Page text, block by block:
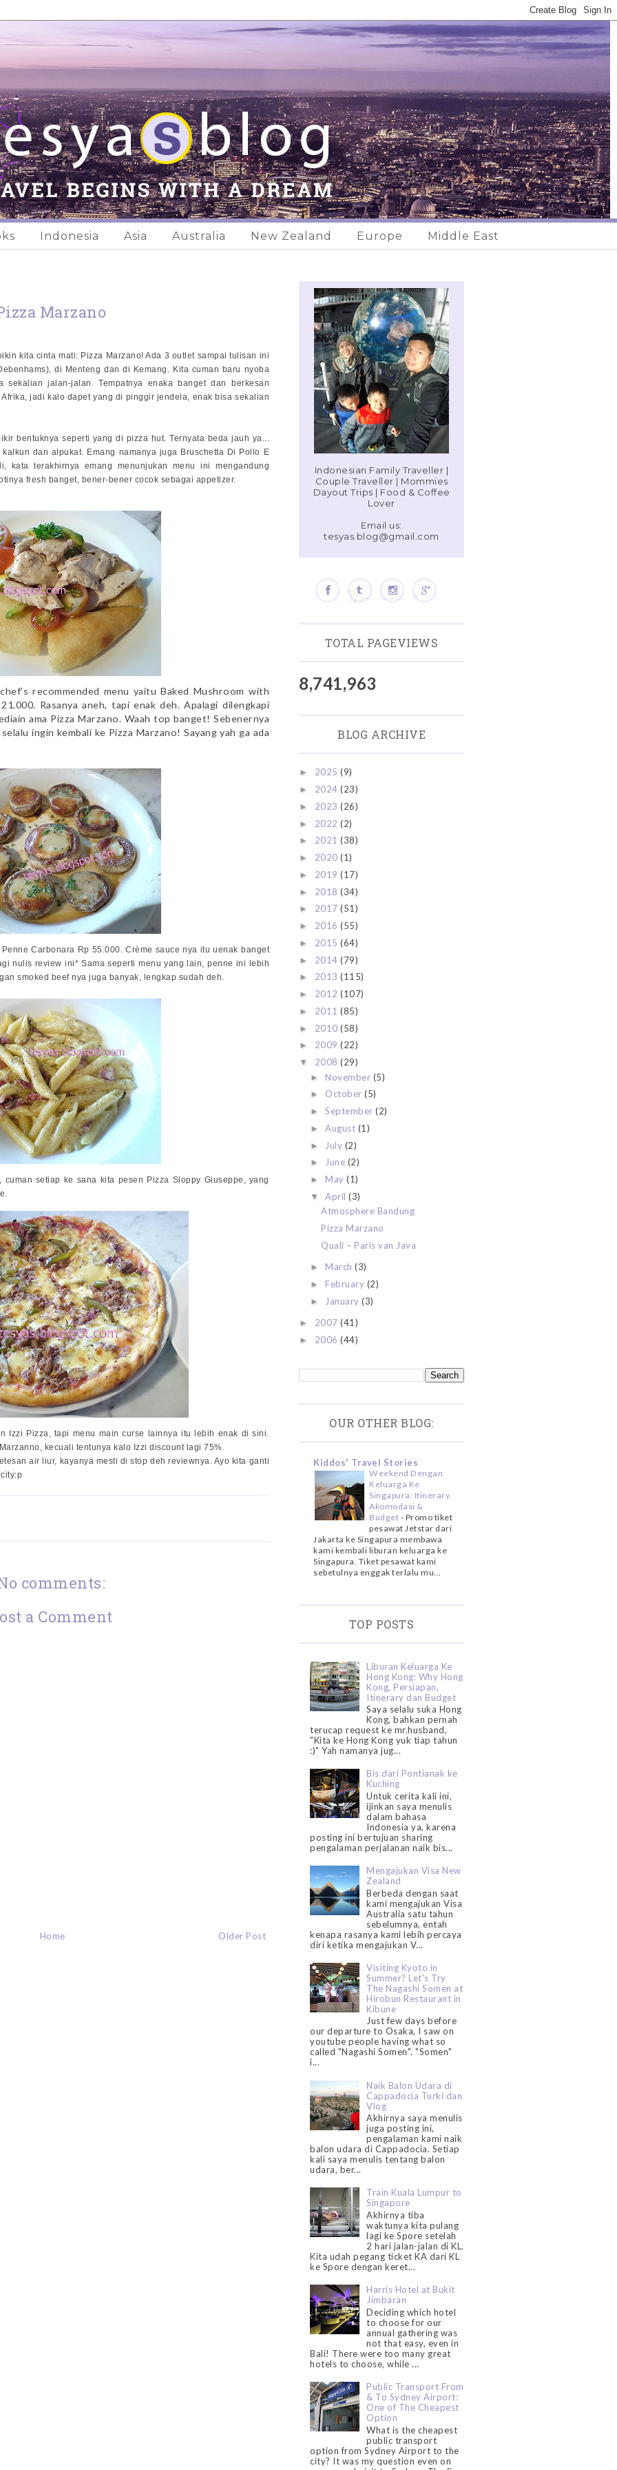
Indonesia Asia Australia New Zealand Europe Middle East
Marzano
kita cinta mati: Pizza Marzano! Ada 3 outlet sampai tulisan ini
di Menteng dan di Kemang. Kita cuman baru nyoba
jalan-jalan. Tempatnya enaka banget dan berkesan
jadi kalo dapet yang di pinggir jendela, enak bisa sekalian
bentuknya seperti yang di pizza hut. Ternyata beda jauh ya...
dan alpukat. Emang namanya juga Bruschetta Di Pollo E
kata terakhirnya emang menunjukan menu ini mengandung
fresh banget, bener-bener cocok sebagai appetizer.
recommended menu yaitu Baked Mushroom with
Rasanya aneh, tapi enak deh. Apalagi dilengkapi
ama Pizza Marzano. Waah top banget! Sebenernya
ingin kembali ke Pizza Marzano! Sayang yah ga ada
Carbonara Rp 55.000. Crème sauce nya itu uenak banget
nulis review ini* Sama seperti menu yang lain, penne ini lebih
smoked beef nya juga banyak, lengkap sudah deh.
setiap ke sana kita pesen Pizza Sloppy Giuseppe, yang
Izzi Pizza, tapi menu main curse lainnya itu lebih enak di sini.
kecuali tentunya kalo Izzi discount lagi 75%.
air liur, kayanya mesti di stop deh reviewnya. Ayo kita ganti
comments:
a Comment
Older Post
Home
Indonesian Family Traveller |
Couple Traveller | Mommies
Dayout Trips | Food & Coffee
Lover
Email us:
tesyas.blog@gmail.com
TOTAL PAGEVIEWS
8,741,963
BLOG ARCHIVE
► 2025 (9)
► 2024 (23)
► 2023 (26)
► 2022 (2)
► 2021 (38)
► 2020 (1)
► 2019 (17)
► 2018 (34)
► 2017 (51)
► 2016 (55)
► 2015 (64)
► 2014 (79)
► 2013 (115)
► 2012 (107)
► 2011 (85)
► 2010 (58)
► 2009 (22)
▼ 2008 (29)
► November (5)
► October(5)
►September(2)
►August (1)
► July (2)
► June (2)
► May(1)
▼April(3)
Atmosphere Bandung
Pizza Marzano
Quali – Paris van Java
► March(3)
► February (2)
► January(3)
► 2007 (41)
► 2006 (44)
OUR OTHER BLOG:
Kiddos' Travel Stories
Weekend Dengan
Keluarga Ke
Singapura: Itinerary,
Akomodasi &
Budget - Promo tiket
pesawat Jetstar dari
Jakarta ke Singapura membawa
kami kembali liburan keluarga ke
Singapura. Tiket pesawat kami
sebetulnya enggak terlalu mu...
TOP POSTS
Liburan Keluarga Ke
Hong Kong: Why Hong
Kong, Persiapan,
Itinerary dan Budget
Saya selalu suka Hong
Kong, bahkan pernah
terucap request ke mr.husband,
"Kita ke Hong Kong yuk tiap tahun
:)" Yah namanya jug...
Bis dari Pontianak ke
Kuching
Untuk cerita kali ini,
ijinkan saya menulis
dalam bahasa
Indonesia ya, karena
posting ini bertujuan sharing
pengalaman perjalanan naik bis...
Mengajukan Visa New
Zealand
Berbeda dengan saat
kami mengajukan Visa
Australia satu tahun
sebelumnya, entah
kenapa rasanya kami lebih percaya
diri ketika mengajukan V...
Visiting Kyoto in
Summer? Let's Try
The Nagashi Somen at
Hirobun Restaurant in
Kibune
Just few days before
our departure to Osaka, I saw on
youtube people having what so
called "Nagashi Somen". "Somen"
i...
Naik Balon Udara di
Cappadocia Turki dan
Vlog
Akhirnya saya menulis
juga posting ini,
pengalaman kami naik
balon udara di Cappadocia. Setiap
kali saya menulis tentang balon
udara, ber...
Train Kuala Lumpur to
Singapore
Akhirnya tiba
waktunya kita pulang
lagi ke Spore setelah
2 hari jalan-jalan di KL.
Kita udah pegang ticket KA dari KL
ke Spore dengan keret...
Harris Hotel at Bukit
Jimbaran
Deciding which hotel
to choose for our
annual gathering was
not that easy, even in
Bali! There were too many great
hotels to choose, while ...
Public Transport From
& To Sydney Airport:
One of The Cheapest
Option
What is the cheapest
public transport
option from Sydney Airport to the
city? It was my question even on